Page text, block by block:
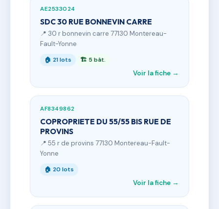
AE2533024
SDC 30 RUE BONNEVIN CARRE
📍 30 r bonnevin carre 77130 Montereau-
Fault-Yonne
🏠 21 lots 🏗 5 bât.
Voir la fiche →
AF8349862
COPROPRIETE DU 55/55 BIS RUE DE
PROVINS
📍 55 r de provins 77130 Montereau-Fault-
Yonne
🏠 20 lots
Voir la fiche →